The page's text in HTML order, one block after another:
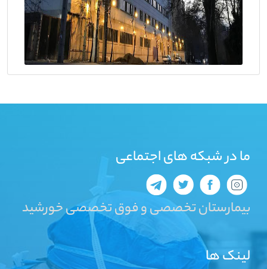
ما در شبکه های اجتماعی
بیمارستان تخصصی و فوق تخصصی خورشید
لینک ها